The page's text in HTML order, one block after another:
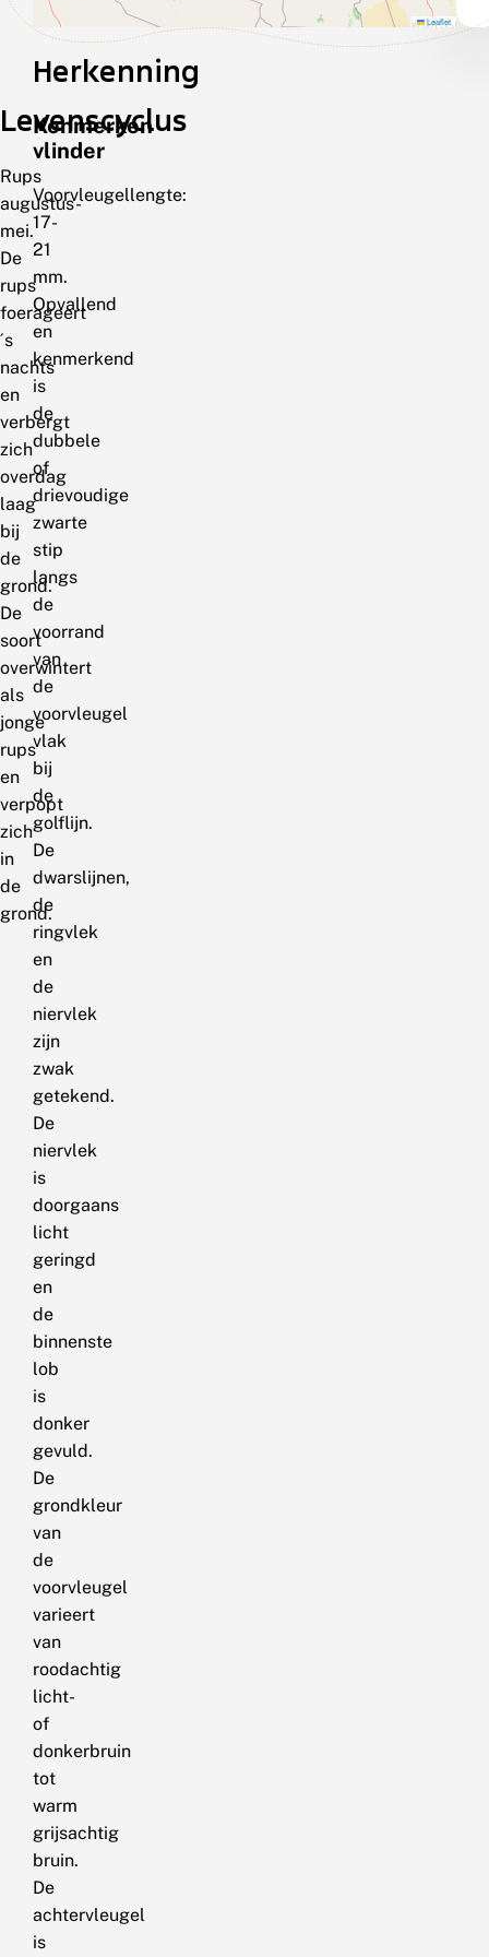
Leaflet
Levenscyclus
Rups
augustus-
mei.
De
rups
foerageert
´s
nachts
en
verbergt
zich
overdag
laag
bij
de
grond.
De
soort
overwintert
als
jonge
rups
en
verpopt
zich
in
de
grond.
Herkenning
Kenmerken
vlinder
Voorvleugellengte:
17-
21
mm.
Opvallend
en
kenmerkend
is
de
dubbele
of
drievoudige
zwarte
stip
langs
de
voorrand
van
de
voorvleugel
vlak
bij
de
golflijn.
De
dwarslijnen,
de
ringvlek
en
de
niervlek
zijn
zwak
getekend.
De
niervlek
is
doorgaans
licht
geringd
en
de
binnenste
lob
is
donker
gevuld.
De
grondkleur
van
de
voorvleugel
varieert
van
roodachtig
licht-
of
donkerbruin
tot
warm
grijsachtig
bruin.
De
achtervleugel
is